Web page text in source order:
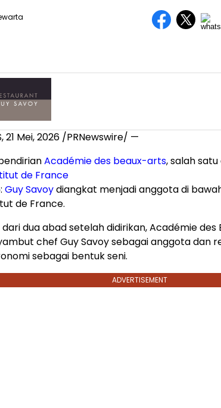
,21 Mei, 2026 /PRNewswire/ —
Académie des beaux-arts, salah
de France
Guy Savoydiangkat menjadi anggota di
de France.
dari dua abad setelah didirikan, Académie des
chef Guy Savoy sebagai anggota dan
sebagai bentuk seni.
ADVERTISEMENT